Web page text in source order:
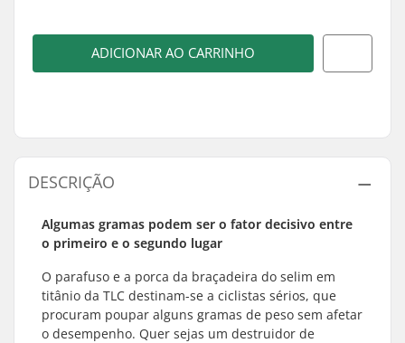
ADICIONAR AO CARRINHO
DESCRIÇÃO
Algumas gramas podem ser o fator decisivo entre
o primeiro e o segundo lugar
O parafuso e a porca da braçadeira do selim em
titânio da TLC destinam-se a ciclistas sérios, que
procuram poupar alguns gramas de peso sem afetar
o desempenho. Quer sejas um destruidor de